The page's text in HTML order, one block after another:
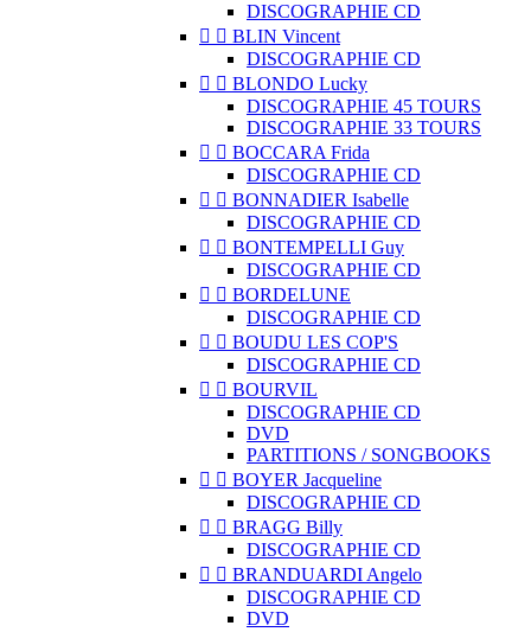
DISCOGRAPHIE CD
  BLIN Vincent
DISCOGRAPHIE CD
  BLONDO Lucky
DISCOGRAPHIE 45 TOURS
DISCOGRAPHIE 33 TOURS
  BOCCARA Frida
DISCOGRAPHIE CD
  BONNADIER Isabelle
DISCOGRAPHIE CD
  BONTEMPELLI Guy
DISCOGRAPHIE CD
  BORDELUNE
DISCOGRAPHIE CD
  BOUDU LES COP'S
DISCOGRAPHIE CD
  BOURVIL
DISCOGRAPHIE CD
DVD
PARTITIONS / SONGBOOKS
  BOYER Jacqueline
DISCOGRAPHIE CD
  BRAGG Billy
DISCOGRAPHIE CD
  BRANDUARDI Angelo
DISCOGRAPHIE CD
DVD